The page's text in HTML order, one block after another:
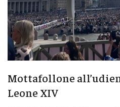
Mottafollone
Leone XIV